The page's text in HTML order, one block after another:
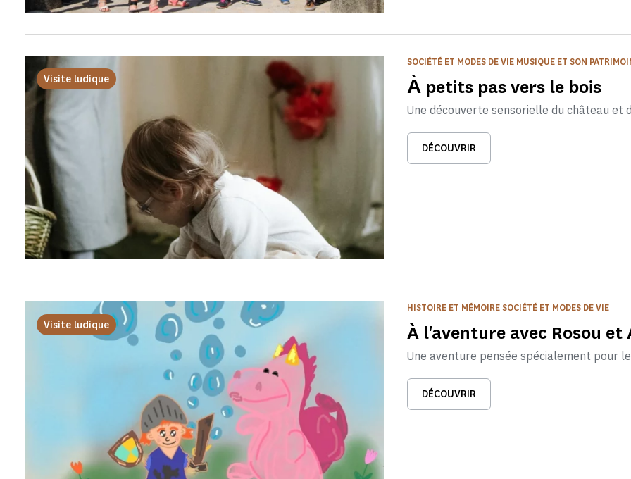
Visite ludique А̀ petits pas vers le bois
SOCIÉTÉ ET MODES DE VIE MUSIQUE ET SON
Une découverte sensorielle du château et
DÉCOUVRIR
Visite ludique À l'aventure avec Rosou et
HISTOIRE ET MÉMOIRE SOCIÉTÉ ET MODES DE VIE
Une aventure pensée spécialement pour
DÉCOUVRIR